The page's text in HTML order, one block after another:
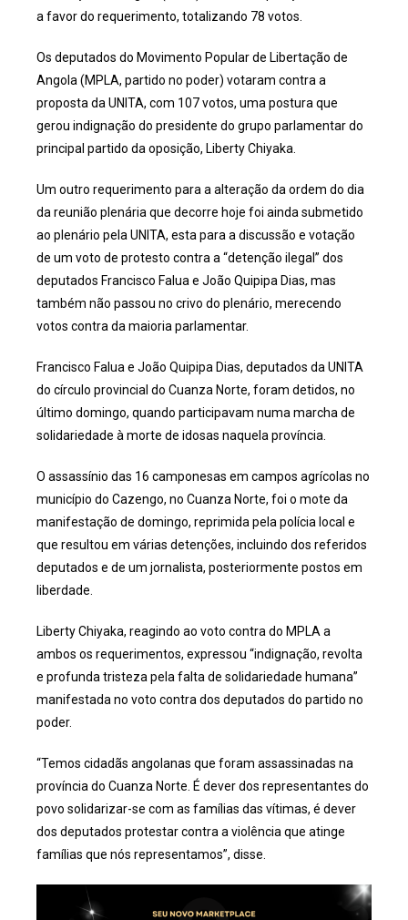
a favor do requerimento, totalizando 78 votos.
Os deputados do Movimento Popular de Libertação de
Angola (MPLA, partido no poder) votaram contra a
proposta da UNITA, com 107 votos, uma postura que
gerou indignação do presidente do grupo parlamentar do
principal partido da oposição, Liberty Chiyaka.
Um outro requerimento para a alteração da ordem do dia
da reunião plenária que decorre hoje foi ainda submetido
ao plenário pela UNITA, esta para a discussão e votação
de um voto de protesto contra a “detenção ilegal” dos
deputados Francisco Falua e João Quipipa Dias, mas
também não passou no crivo do plenário, merecendo
votos contra da maioria parlamentar.
Francisco Falua e João Quipipa Dias, deputados da UNITA
do círculo provincial do Cuanza Norte, foram detidos, no
último domingo, quando participavam numa marcha de
solidariedade à morte de idosas naquela província.
O assassínio das 16 camponesas em campos agrícolas no
município do Cazengo, no Cuanza Norte, foi o mote da
manifestação de domingo, reprimida pela polícia local e
que resultou em várias detenções, incluindo dos referidos
deputados e de um jornalista, posteriormente postos em
liberdade.
Liberty Chiyaka, reagindo ao voto contra do MPLA a
ambos os requerimentos, expressou “indignação, revolta
e profunda tristeza pela falta de solidariedade humana”
manifestada no voto contra dos deputados do partido no
poder.
“Temos cidadãs angolanas que foram assassinadas na
província do Cuanza Norte. É dever dos representantes do
povo solidarizar-se com as famílias das vítimas, é dever
dos deputados protestar contra a violência que atinge
famílias que nós representamos”, disse.